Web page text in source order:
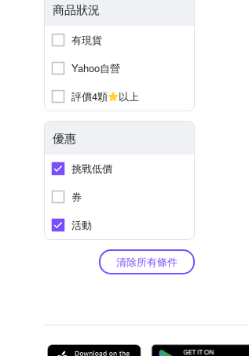
商品狀況
有現貨
Yahoo自營
評價4顆
以上
優惠
挑戰低價
券
活動
清除所有條件